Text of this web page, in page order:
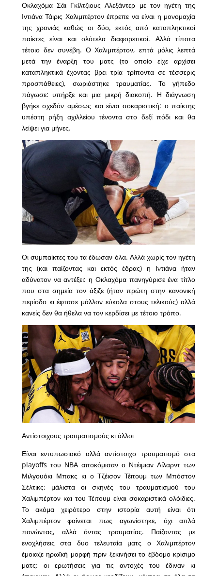
Οκλαχόμα Σάι Γκίλτζιους Αλεξάντερ με τον ηγέτη της
Ιντιάνα Τάιρις Χαλιμπέρτον έπρεπε να είναι η μονομαχία
της χρονιάς καθώς οι δύο, εκτός από καταπληκτικοί
παίκτες είναι και ολότελα διαφορετικοί. Αλλά τίποτα
τέτοιο δεν συνέβη. Ο Χαλιμπέρτον, επτά μόλις λεπτά
μετά την έναρξη του ματς (το οποίο είχε αρχίσει
καταπληκτικά έχοντας βρει τρία τρίποντα σε τέσσερις
προσπάθειες), σωριάστηκε τραυματίας. Το γήπεδο
πάγωσε: υπήρξε και μια μικρή διακοπή. Η διάγνωση
βγήκε σχεδόν αμέσως και είναι σοκαριστική: ο παίκτης
υπέστη ρήξη αχιλλείου τένοντα στο δεξί πόδι και θα
λείψει για μήνες.
Οι συμπαίκτες του τα έδωσαν όλα. Αλλά χωρίς τον ηγέτη
της (και παίζοντας και εκτός έδρας) η Ιντιάνα ήταν
αδύνατον να αντέξει: η Οκλαχόμα πανηγύρισε ένα τίτλο
που στα σημεία τον άξιζε (ήταν πρώτη στην κανονική
περίοδο κι έφτασε μάλλον εύκολα στους τελικούς) αλλά
κανείς δεν θα ήθελα να τον κερδίσει με τέτοιο τρόπο.
Αντίστοιχους τραυματισμούς κι άλλοι
Είναι εντυπωσιακό αλλά αντίστοιχο τραυματισμό στα
playoffs του ΝΒΑ αποκόμισαν ο Ντέιμιαν Λίλαρντ των
Μιλγουόκι Μπακς κι ο Τζέισον Τέιτουμ των Μπόστον
Σέλτικς: μάλιστα οι σκηνές του τραυματισμού του
Χαλιμπέρτον και του Τέιτουμ είναι σοκαριστικά ολόιδιες.
Το ακόμα χειρότερο στην ιστορία αυτή είναι ότι
Χαλιμπέρτον φαίνεται πως αγωνίστηκε, όχι απλά
πονώντας, αλλά όντας τραυματίας. Παίζοντας με
ενοχλήσεις στα δυο τελευταία ματς ο Χαλιμπέρτον
έμοιαζε ηρωϊκή μορφή πριν ξεκινήσει το έβδομο κρίσιμο
ματς: οι ερωτήσεις για τις αντοχές του έδιναν κι